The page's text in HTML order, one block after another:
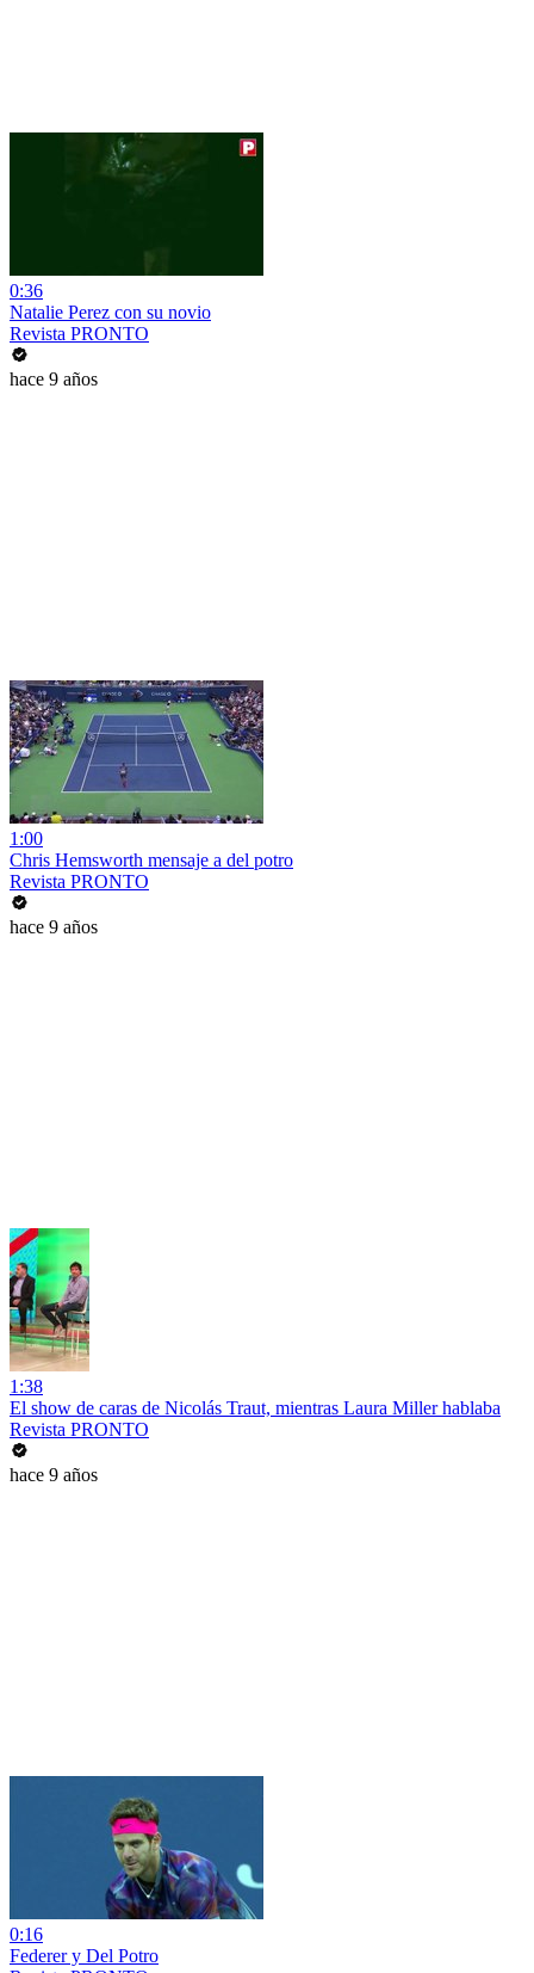
0:36
Natalie Perez con su novio
Revista PRONTO
hace 9 años
1:00
Chris Hemsworth mensaje a del potro
Revista PRONTO
hace 9 años
1:38
El show de caras de Nicolás Traut, mientras Laura Miller hablaba
Revista PRONTO
hace 9 años
0:16
Federer y Del Potro